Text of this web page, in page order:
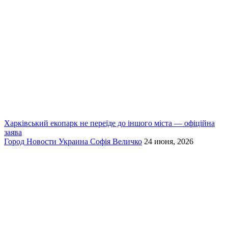
Харківський екопарк не переїде до іншого міста — офіційна
заява
Город Новости Украина Софія Величко 24 июня, 2026